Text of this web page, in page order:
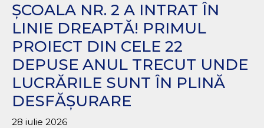
ȘCOALA NR. 2 A INTRAT ÎN
LINIE DREAPTĂ! PRIMUL
PROIECT DIN CELE 22
DEPUSE ANUL TRECUT UNDE
LUCRĂRILE SUNT ÎN PLINĂ
DESFĂȘURARE
28 iulie 2026